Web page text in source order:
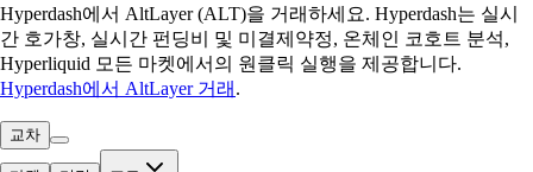
Hyperdash에서 AltLayer (ALT)을 거래하세요. Hyperdash는 실시
간 호가창, 실시간 펀딩비 및 미결제약정, 온체인 코호트 분석,
Hyperliquid 모든 마켓에서의 원클릭 실행을 제공합니다.
Hyperdash에서 AltLayer 거래 .
교차